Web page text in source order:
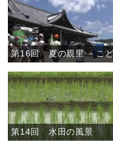
第14回 水田の風景